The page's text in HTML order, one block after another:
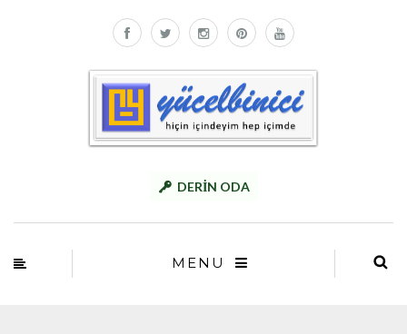
DERİN ODA
MENU